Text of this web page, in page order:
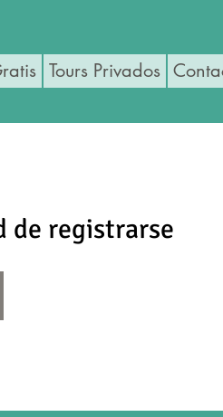
Tours Privados
de registrarse